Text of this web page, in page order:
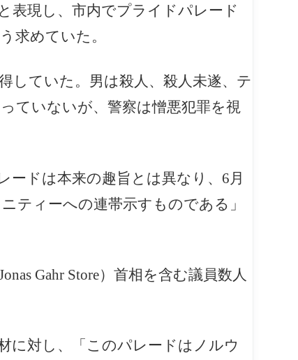
表現し、市内でプライドパレード
求めていた。
していた。男は殺人、殺人未遂、テ
ていないが、警察は憎悪犯罪を視
ードは本来の趣旨とは異なり、6月
ティーへの連帯示すものである」
Gahr Store）首相を含む議員数人
に対し、「このパレードはノルウ